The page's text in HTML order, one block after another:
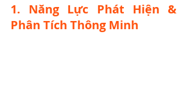
1. Năng Lực Phát Hiện &
Phân Tích Thông Minh